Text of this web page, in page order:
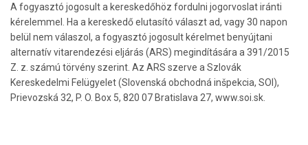
A fogyasztó jogosult a kereskedőhöz fordulni jogorvoslat iránti
kérelemmel. Ha a kereskedő elutasító választ ad, vagy 30 napon
belül nem válaszol, a fogyasztó jogosult kérelmet benyújtani
alternatív vitarendezési eljárás (ARS) megindítására a 391/2015
Z. z. számú törvény szerint. Az ARS szerve a Szlovák
Kereskedelmi Felügyelet (Slovenská obchodná inšpekcia, SOI),
Prievozská 32, P. O. Box 5, 820 07 Bratislava 27, www.soi.sk.